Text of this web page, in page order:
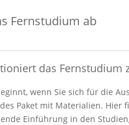
Fernstudium ab
das Fernstudium
wenn Sie sich für die
Paket mit Materialien. Hier
Einführung in den